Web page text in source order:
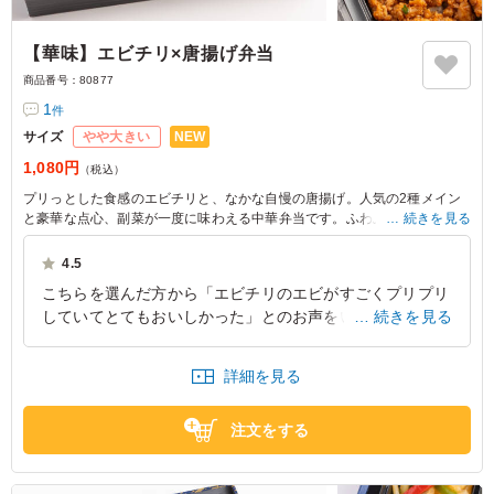
【華味】エビチリ×唐揚げ弁当
商品番号： 80877
1件
サイズ やや大きい NEW
1,080円 （税込）
プリっとした食感のエビチリと、なかな自慢の唐揚げ。人気の2種メイン
と豪華な点心、副菜が一度に味わえる中華弁当です。ふわふわの玉子そぼ
ろご飯と、花椒の香りと旨味広がるタンタンご飯もおかずを彩ります。ロ
ケや会議のお食事をお探しの方にお勧めです。
※ご飯の種類は下記プルダウンよりお選びください。
続きを見る
4.5
こちらを選んだ方から「エビチリのエビがすごくプリプリ
していてとてもおいしかった」とのお声をいただきまし
東京都渋谷区代々木2026/07/28
続きを見る
詳細を見る
注文をする